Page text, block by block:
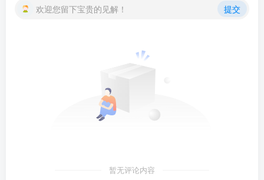
欢迎您留下宝贵的见解！ 提交
暂无评论内容